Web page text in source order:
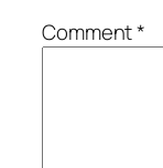
Comment*